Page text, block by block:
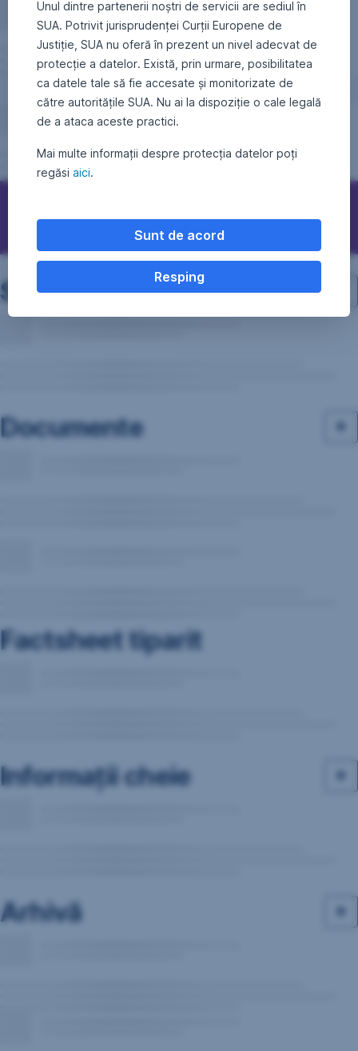
Vreau să investesc
Structura de investiții
Documente
Factsheet tiparit
Informații cheie
Arhivă
Unul dintre partenerii noștri de servicii are sediul în
SUA. Potrivit jurisprudenței Curții Europene de
Justiție, SUA nu oferă în prezent un nivel adecvat de
protecție a datelor. Există, prin urmare, posibilitatea
ca datele tale să fie accesate și monitorizate de
către autoritățile SUA. Nu ai la dispoziție o cale legală
de a ataca aceste practici.
Mai multe informații despre protecția datelor poți
regăsi aici.
Sunt de acord
Resping